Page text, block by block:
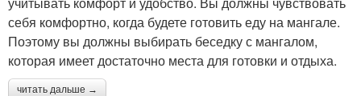
себя комфортно, когда будете готовить еду на мангале.
Поэтому вы должны выбирать беседку с мангалом,
которая имеет достаточно места для готовки и отдыха.
читать дальше →